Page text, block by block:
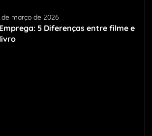
de março de 2026
5 Diferenças entre filme e